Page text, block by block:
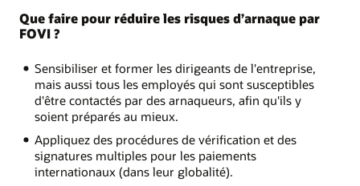
Que faire pour réduire les risques d’arnaque par
FOVI ?
Sensibiliser et former les dirigeants de l'entreprise,
mais aussi tous les employés qui sont susceptibles
d'être contactés par des arnaqueurs, afin qu'ils y
soient préparés au mieux.
Appliquez des procédures de vérification et des
signatures multiples pour les paiements
internationaux (dans leur globalité).